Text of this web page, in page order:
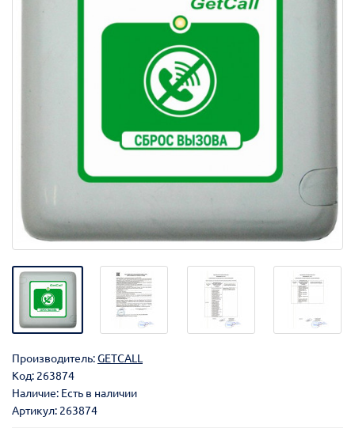
Производитель:GETCALL
Код: 263874
Наличие: Есть в наличии
Артикул: 263874